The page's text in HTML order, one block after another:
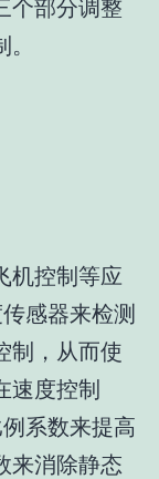
个部分调整
机控制等应
感器来检测
制，从而使
速度控制
系数来提高
来消除静态